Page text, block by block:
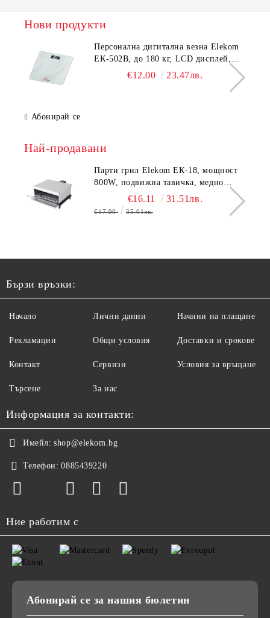
Нови продукти
Персонална дигитална везна Elekom
ЕК-502B, до 180 кг, LCD дисплей,
Темперирано стъкло - 6.0 мм,
€12.00 23.47лв.
Абонирай се
Най-продавани
Парти грил Elekom ЕК-18, мощност
800W, подвижна тавичка, медно
покритие на реотана
€16.11 31.51лв.
€17.90 35.01лв.
Бързи връзки:
Начало
Рекламации
Контакт
Търсене
Лични данни
Общи условия
Сервизи
За нас
Начини на плащане
Доставки и срокове
Условия за връщане
Информация за контакти:
Имейл: shop@elekom.bg
Телефон: 0885439220
Ние работим с
Абонирай се за нашия бюлетин